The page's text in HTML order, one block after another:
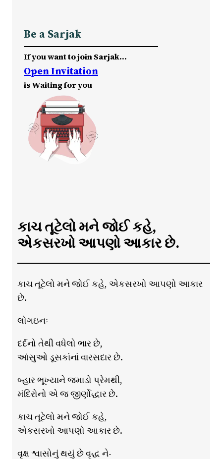
Be a Sarjak
If you want to join Sarjak…
Open Invitation
is Waiting for you
કાચ તૂટેલો મને જોઈ કહે,
એકસરખો આપણો આકાર છે.
કાચ તૂટેલો મને જોઈ કહે, એકસરખો આપણો આકાર
છે.
લોગઇનઃ
દર્દનો તેથી વધેલો ભાર છે,
આંસુઓ ડૂસકાંનાં વારસદાર છે.
બ્હાર ભૂખ્યાને જમાડો પ્રેમથી,
મંદિરોનો એ જ જીર્ણોદ્ધાર છે.
કાચ તૂટેલો મને જોઈ કહે,
એકસરખો આપણો આકાર છે.
વૃક્ષ શ્વાસોનું થયું છે વૃદ્ધ ને-